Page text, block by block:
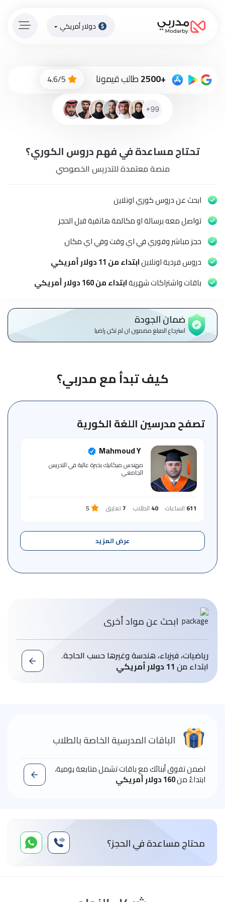
الاّن
أونلاين
باقات
وطلاب
المدارس
نحن
الشروط
والأحكام
الأساسية
للمنصة
الإرشادي
دولار أمريكي
+2500 طالب قيمونا 4.6/5
تحتاج مساعدة في فهم دروس الكوري؟
منصة معتمدة للتدريس الخصوصي
ابحث عن دروس كوري اونلاين
تواصل معه برسالة او مكالمة هاتفية قبل الحجز
حجز مباشر وفوري في اي وقت وفي اي مكان
دروس فردية اونلاينابتداء من 11 دولار أمريكي
باقات واشتراكات شهريةابتداء من 160 دولار أمريكي
ضمان الجودة
استرجاع المبلغ مضمون ان لم تكن راضيا
كيف تبدأ مع مدربي؟
تصفح مدرسين اللغة الكورية
Mahmoud Y
مهندس ميكانيك بخبرة عالية في التدريس
الجامعي
611 الساعات 40 الطلاب 7تعليق 5
عرض المزيد
ابحث عن مواد أخرى
رياضيات، فيزباء، هندسة وغيرها حسب الحاجة.
ابتداء من11 دولار أمريكي
الباقات المدرسية الخاصة بالطلاب
اضمن تفوق أبنائك مع باقات تشمل متابعة يومية،
ابتداءً من160 دولار أمريكي
محتاج مساعدة في الحجز؟